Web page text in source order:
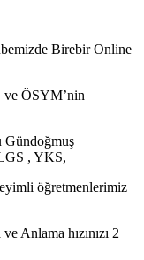
Birebir Online
ve ÖSYM’nin
Gündoğmuş
, YKS,
öğretmenlerimiz
Anlama hızınızı 2